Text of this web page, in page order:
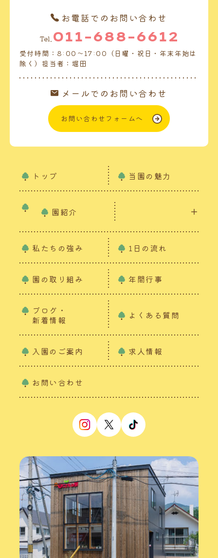
お電話でのお問い合わせ
Tel. 011-688-6612
受付時間：8:00～17:00（日曜・祝日・年末年始は
除く）担当者：堀田
メールでのお問い合わせ
お問い合わせフォームへ
トップ 当園の魅力
園紹介
私たちの強み 1日の流れ
園の取り組み 年間行事
ブログ・
新着情報
よくある質問
入園のご案内 求人情報
お問い合わせ